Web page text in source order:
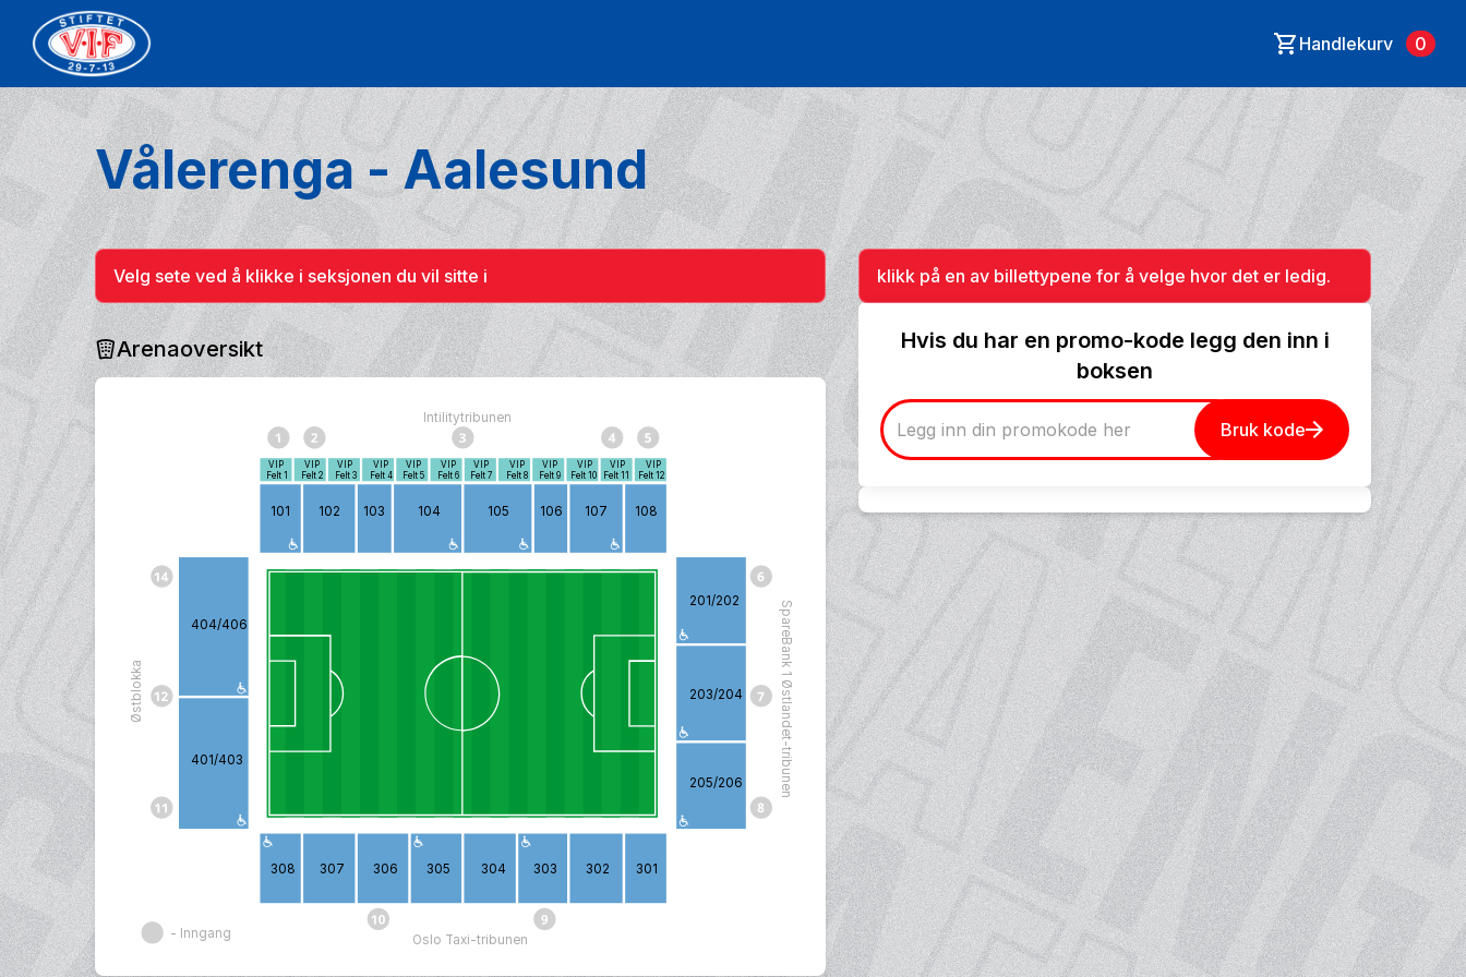
Handlekurv 0
Vålerenga - Aalesund
Velg sete ved å klikke i seksjonen du vil sitte i
Arenaoversikt
101 102 103 104 105 106 107 108
308 307 306 305 304 303 302 301
201/202
203/204
205/206
401/403
404/406
VIP
Felt 1
VIP
Felt 2
VIP
Felt 3
VIP
Felt 4
VIP
Felt 5
VIP
Felt 6
VIP
Felt 7
VIP
Felt 8
VIP
Felt 9
VIP
Felt 10
VIP
Felt 11
VIP
Felt 12
Østblokka SpareBank 1 Østlandet-tribunen
Intilitytribunen
Oslo Taxi-tribunen
- Inngang
klikk på en av billettypene for å velge hvor det er ledig.
Hvis du har en promo-kode legg den inn i
boksen
Bruk kode